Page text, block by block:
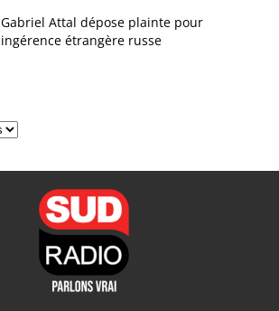
Gabriel Attal dépose plainte pour
ingérence étrangère russe